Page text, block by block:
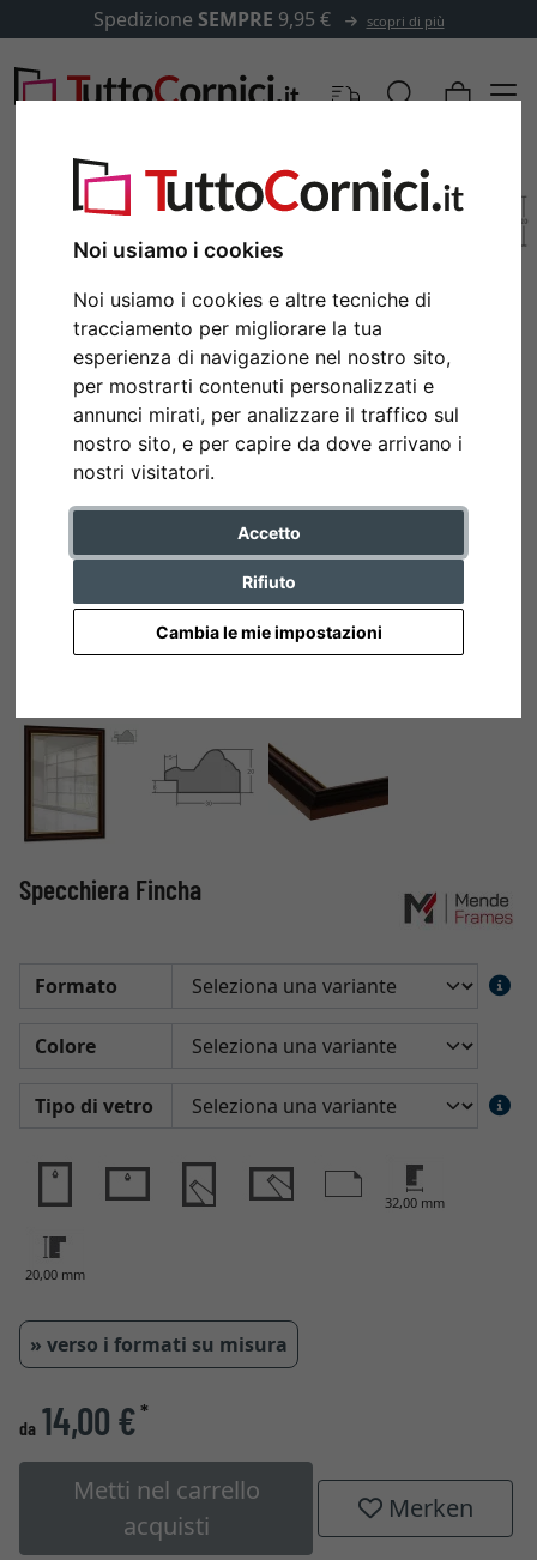
Noi usiamo i cookies
Noi usiamo i cookies e altre tecniche di
tracciamento per migliorare la tua
esperienza di navigazione nel nostro sito,
per mostrarti contenuti personalizzati e
annunci mirati, per analizzare il traffico sul
nostro sito, e per capire da dove arrivano i
nostri visitatori.
Accetto
Rifiuto
Cambia le mie impostazioni
Spedizione SEMPRE 9,95 € scopri di più
Indietro
Specchiera Fincha
Formato
Colore
Tipo di vetro
32,00 mm
20,00 mm
» verso i formati su misura
da 14,00 €*
Metti nel carrello
acquisti
Merken